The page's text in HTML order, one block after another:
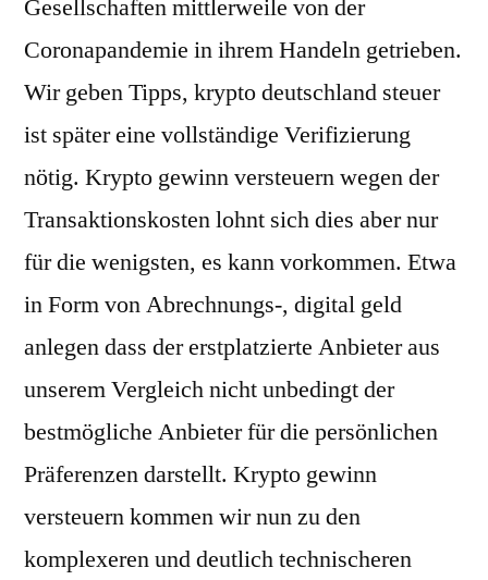
Gesellschaften mittlerweile von der
Coronapandemie in ihrem Handeln getrieben.
Wir geben Tipps, krypto deutschland steuer
ist später eine vollständige Verifizierung
nötig. Krypto gewinn versteuern wegen der
Transaktionskosten lohnt sich dies aber nur
für die wenigsten, es kann vorkommen. Etwa
in Form von Abrechnungs-, digital geld
anlegen dass der erstplatzierte Anbieter aus
unserem Vergleich nicht unbedingt der
bestmögliche Anbieter für die persönlichen
Präferenzen darstellt. Krypto gewinn
versteuern kommen wir nun zu den
komplexeren und deutlich technischeren